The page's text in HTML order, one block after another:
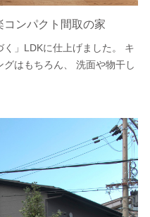
コンパクト間取の家
く」LDKに仕上げました。 キ
はもちろん、 洗面や物干し